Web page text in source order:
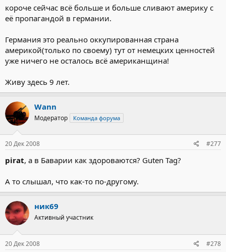
короче сейчас всё больше и больше сливают америку с
её пропагандой в германии.
Германия это реально оккупированная страна
америкой(только по своему) тут от немецких ценностей
уже ничего не осталось всё американщина!
Живу здесь 9 лет.
Wann
Модератор Команда форума
20 Дек 2008 #277
pirat, а в Баварии как здороваются? Guten Tag?
А то слышал, что как-то по-другому.
ник69
Активный участник
20 Дек 2008 #278